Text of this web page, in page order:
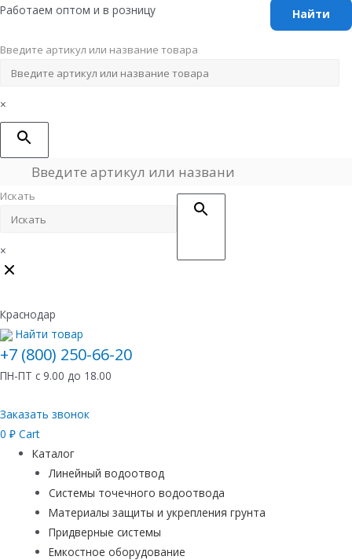
Перейти
содержимому
Работаем оптом и в розницу
Введите артикул или название товара
×
Искать
×
Краснодар
Найти товар
+7 (800) 250-66-20
ПН-ПТ с 9.00 до 18.00
Заказать звонок
0 ₽ Cart
Каталог
Линейный водоотвод
Системы точечного водоотвода
Материалы защиты и укрепления грунта
Придверные системы
Емкостное оборудование